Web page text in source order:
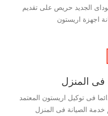
بالوداى الجديد حريص على تقديم
اجهزة اريستون
فى المنزل
فى توكيل اريستون المعتمد
خدمة الصيانة فى المنزل